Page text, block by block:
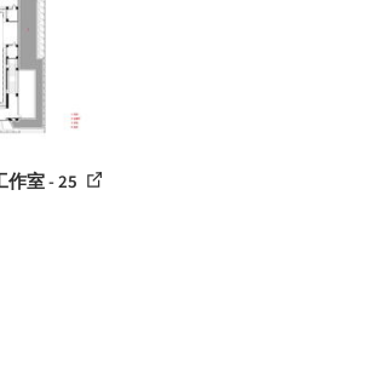
室 - 25